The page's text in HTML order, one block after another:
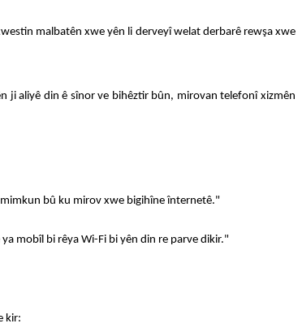
malbatên xwe yên li derveyî welat derbarê rewşa xwe
ji aliyê din ê sînor ve bihêztir bûn, mirovan telefonî xizmên
bû ku mirov xwe bigihîne înternetê."
mobîl bi rêya Wi-Fi bi yên din re parve dikir."
kir: